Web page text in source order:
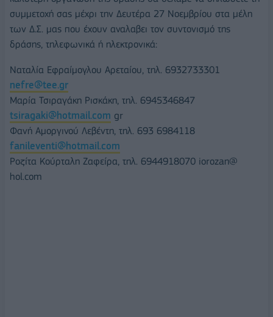
συμμετοχή σας μέχρι την Δευτέρα 27 Νοεμβρίου στα μέλη
των Δ.Σ. μας που έχουν αναλαβει τον συντονισμό της
δράσης, τηλεφωνικά ή ηλεκτρονικά:
Ναταλία Εφραίμογλου Αρεταίου, τηλ. 6932733301
nefre@tee.gr
Μαρία Τσιραγάκη Ρισκάκη, τηλ. 6945346847
tsiragaki@hotmail.com gr
Φανή Αμοργινού Λεβέντη, τηλ. 693 6984118
fanileventi@hotmail.com
Ροζίτα Κούρταλη Ζαφείρα, τηλ. 6944918070 iorozan@
hol.com